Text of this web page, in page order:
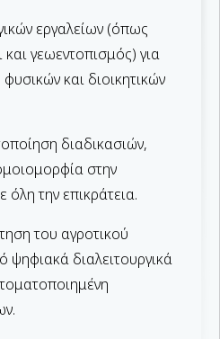
εργαλείων (όπως
γεωεντοπισμός) για
και διοικητικών
διαδικασιών,
στην
την επικράτεια.
του αγροτικού
διαλειτουργικά